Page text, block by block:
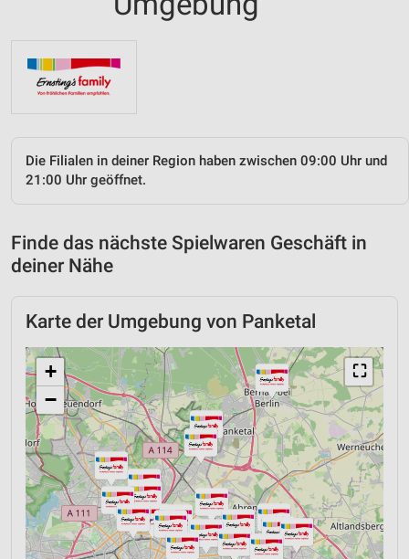
Die Filialen in deiner Region haben zwischen 09:00 Uhr und
21:00 Uhr geöffnet.
Finde das nächste Spielwaren Geschäft in
deiner Nähe
Karte der Umgebung von Panketal
⛶
+
−